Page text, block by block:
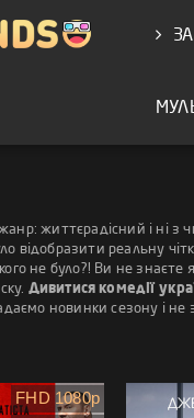
життєрадісний і ні з
відобразити реальну
не було?! Ви не
Дивитися комедії
новинки сезону і не
FHD 1080p